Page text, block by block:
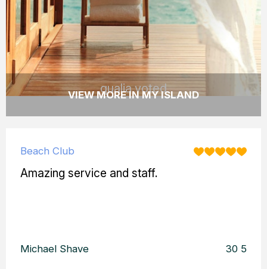
qualia voted
ドでオーストラリア一のベストリゾートに選
ばれました。
READ MORE
VIEW MORE IN MY ISLAND
Beach Club
Amazing service and staff.
Michael Shave 30 5